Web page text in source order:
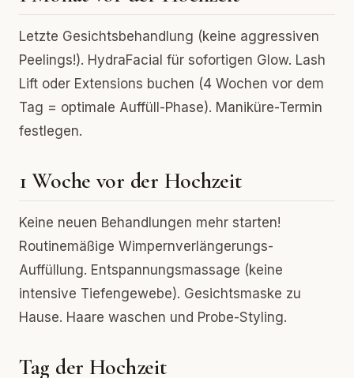
Letzte Gesichtsbehandlung (keine aggressiven
Peelings!). HydraFacial für sofortigen Glow. Lash
Lift oder Extensions buchen (4 Wochen vor dem
Tag = optimale Auffüll-Phase). Maniküre-Termin
festlegen.
1 Woche vor der Hochzeit
Keine neuen Behandlungen mehr starten!
Routinemäßige Wimpernverlängerungs-
Auffüllung. Entspannungsmassage (keine
intensive Tiefengewebe). Gesichtsmaske zu
Hause. Haare waschen und Probe-Styling.
Tag der Hochzeit